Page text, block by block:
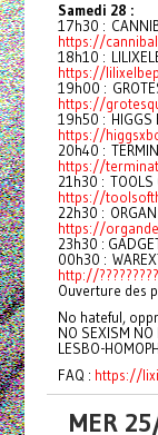
Samedi 28 :
17h30 :
https://
18h10 :
https://
19h00 :
https://
19h50 : HIGGS
https://
20h40 :
https://
21h30 : TOOLS
https://
22h30 : ORGAN
https://
23h30 :
00h30 :
http://
Ouverture des
No hateful,
NO SEXISM NO
LESBO-
FAQ : https://
MER